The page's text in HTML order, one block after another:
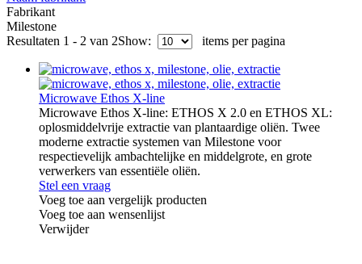
Fabrikant
Milestone
Resultaten 1 - 2 van 2Show: items per pagina
Microwave Ethos X-line
Microwave Ethos X-line: ETHOS X 2.0 en ETHOS XL:
oplosmiddelvrije extractie van plantaardige oliën. Twee
moderne extractie systemen van Milestone voor
respectievelijk ambachtelijke en middelgrote, en grote
verwerkers van essentiële oliën.
Stel een vraag
Voeg toe aan vergelijk producten
Voeg toe aan wensenlijst
Verwijder